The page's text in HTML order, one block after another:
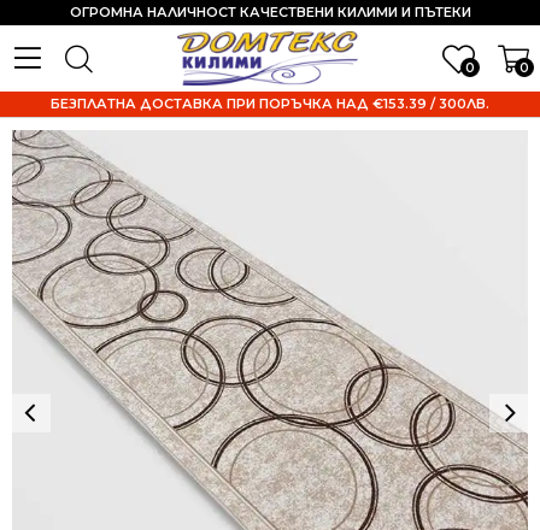
0 0
ОГРОМНА НАЛИЧНОСТ КАЧЕСТВЕНИ КИЛИМИ И ПЪТЕКИ
БЕЗПЛАТНА ДОСТАВКА ПРИ ПОРЪЧКА НАД €153.39 / 300ЛВ.